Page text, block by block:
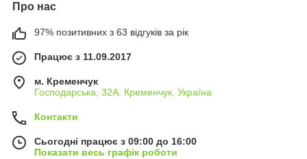
Про нас
97% позитивних з 63 відгуків за рік
Працює з 11.09.2017
м. Кременчук
Господарська, 32А, Кременчук, Україна
Контакти
Сьогодні працює з 09:00 до 16:00
Показати весь графік роботи